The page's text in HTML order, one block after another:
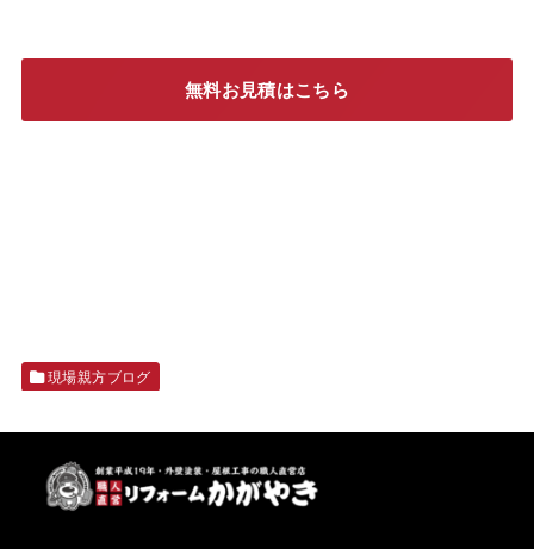
無料お見積はこちら
現場親方ブログ